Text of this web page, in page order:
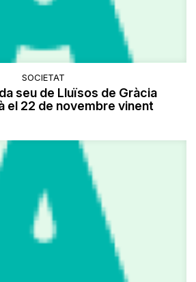
SOCIETAT
seu de Lluïsos de Gràcia
el 22 de novembre vinent